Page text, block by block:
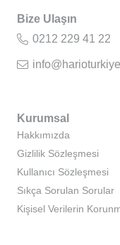
Bize Ulaşın
0212 229 41 22
Kurumsal
Hakkımızda
Gizlilik Sözleşmesi
Kullanıcı Sözleşmesi
Sıkça Sorulan Sorular
Kişisel Verilerin